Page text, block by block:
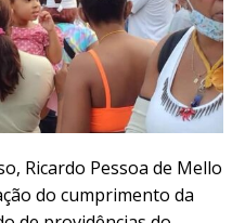
Ricardo Pessoa de Mello
do cumprimento da